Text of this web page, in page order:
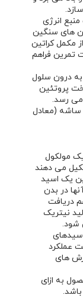
انرژی
های سنگین
مکمل کراتین
تمرین فراهم
به درون سلول
پروتئین
رسد.
ساشه (معادل
مولکول
می دهند
یک اسید
در بدن
دریافت
نیتریک
شود.
عملکرد
های
به ازای